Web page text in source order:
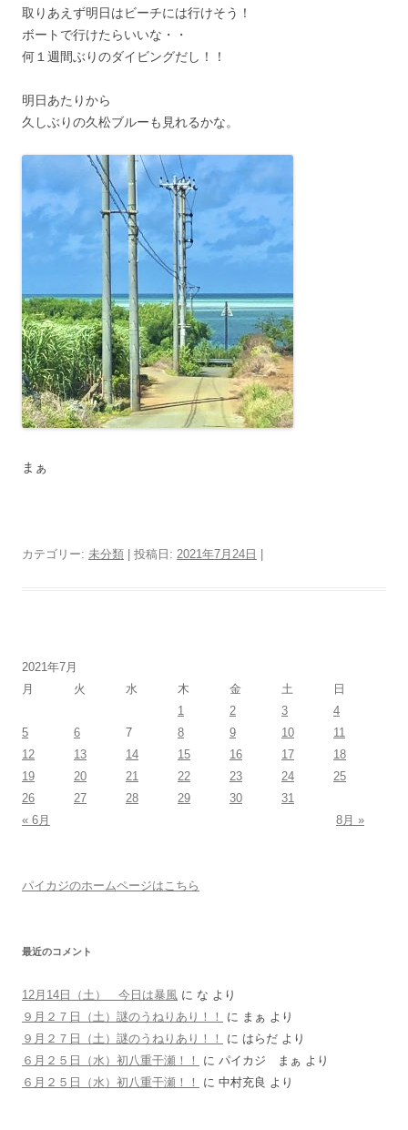
取りあえず明日はビーチには行けそう！
ボートで行けたらいいな・・
何１週間ぶりのダイビングだし！！
明日あたりから
久しぶりの久松ブルーも見れるかな。
まぁ
カテゴリー: 未分類 | 投稿日: 2021年7月24日
2021年7月
月
火 水 木 金 土
日
1
2 3
4
5
6 7 8 9 10
11
12
13 14 15 16 17
18
19
20 21 22 23 24
25
26
27 28 29 30
31
« 6月
8月 »
パイカジのホームページはこちら
最近のコメント
12月14日（土） 今日は暴風 に な より
９月２７日（土）謎のうねりあり！！
に まぁ より
９月２７日（土）謎のうねりあり！！
に はらだ より
６月２５日（水）初八重干瀬！！
に パイカジ まぁ より
６月２５日（水）初八重干瀬！！
に 中村充良 より